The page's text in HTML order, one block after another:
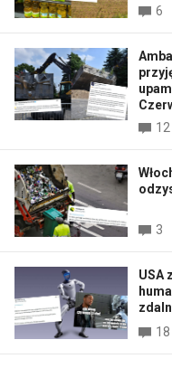
6
12
3
USA
18